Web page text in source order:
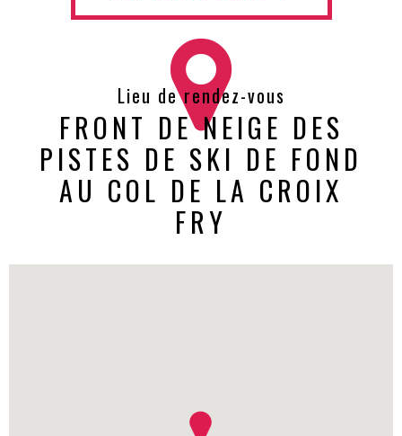
Lieu de rendez-vous
FRONT DE NEIGE DES
PISTES DE SKI DE FOND
AU COL DE LA CROIX
FRY